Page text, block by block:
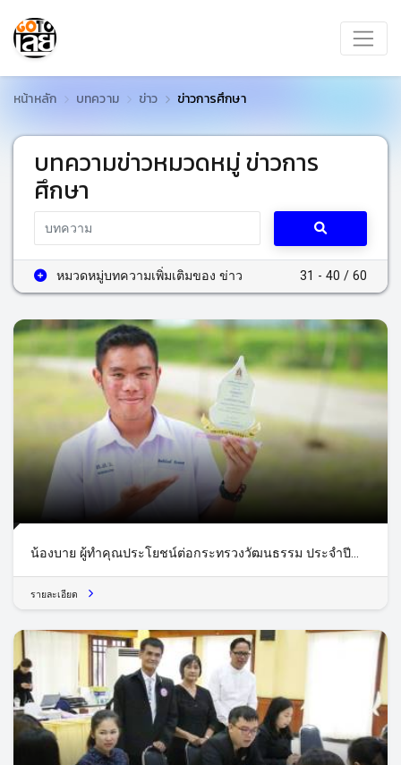
หน้าหลัก บทความ ข่าว ข่าวการศึกษา
บทความข่าวหมวดหมู่ ข่าวการ
ศึกษา
31 - 40 / 60
หมวดหมู่บทความเพิ่มเติมของ ข่าว
น้องบาย ผู้ทำคุณประโยชน์ต่อกระทรวงวัฒนธรรม ประจำปี
รายละเอียด